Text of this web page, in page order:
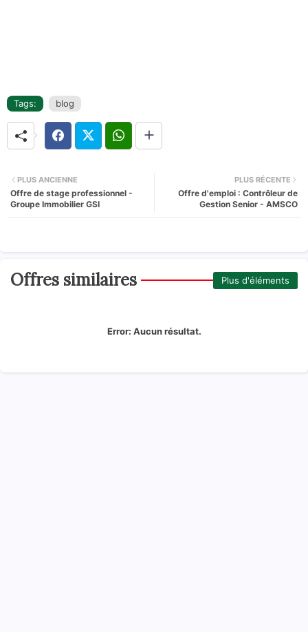
Tags: blog
PLUS RÉCENTE
Offre d'emploi : Contrôleur de
Gestion Senior - AMSCO
PLUS ANCIENNE
Offre de stage professionnel -
Groupe Immobilier GSI
Offres similaires Plus d'éléments
Error: Aucun résultat.